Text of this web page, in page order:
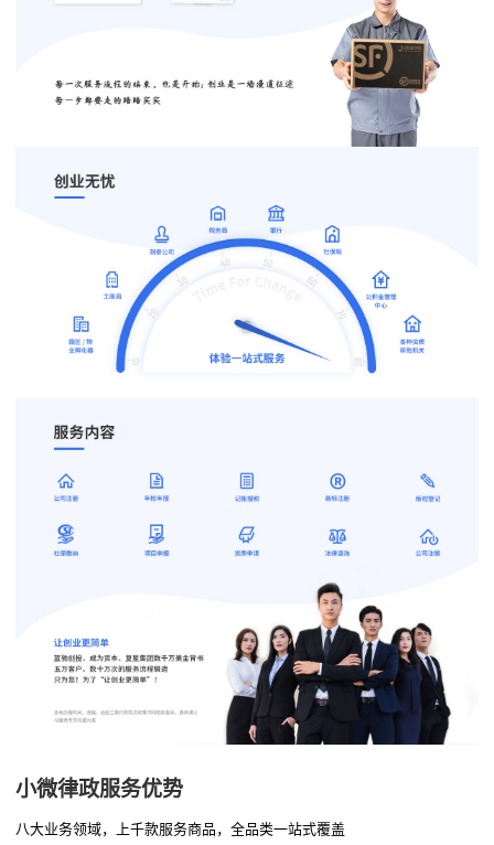
小微律政服务优势
八大业务领域，上千款服务商品，全品类一站式覆盖